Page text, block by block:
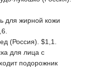
для жирной кожи
(Россия). $1,1.
для лица с
подорожник